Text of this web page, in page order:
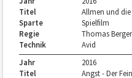
Titel
Allmen und
Sparte
Spielfilm
Regie
Thomas Berger
Technik
Avid
Jahr
2016
Titel
Angst - Der